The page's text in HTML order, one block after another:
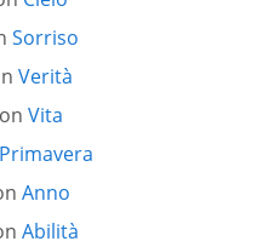
Sorriso
Verità
Vita
Primavera
Anno
Abilità